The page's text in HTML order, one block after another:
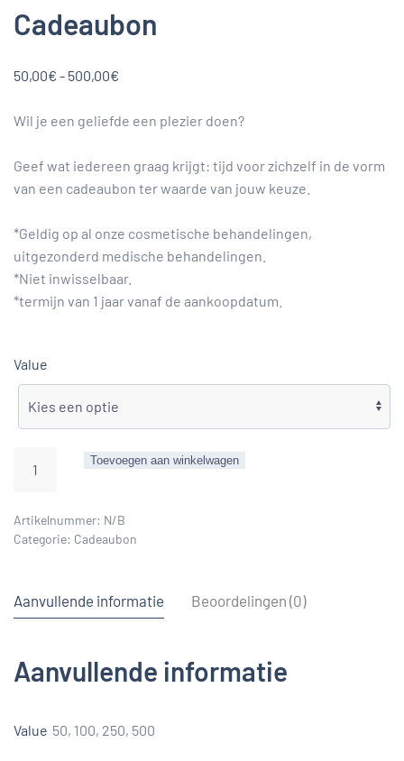
Cadeaubon
50,00€ - 500,00€
tot
Wil je een geliefde een plezier doen?
Geef wat iedereen graag krijgt: tijd voor zichzelf in de vorm
van een cadeaubon ter waarde van jouw keuze.
*Geldig op al onze cosmetische behandelingen,
uitgezonderd medische behandelingen.
*Niet inwisselbaar.
*termijn van 1 jaar vanaf de aankoopdatum.
Value
aantal
Toevoegen aan winkelwagen
Artikelnummer: N/B
Categorie: Cadeaubon
Aanvullende informatie Beoordelingen (0)
Aanvullende informatie
Value 50, 100, 250, 500